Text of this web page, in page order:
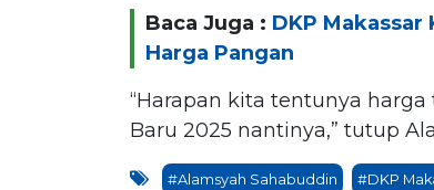
Baca Juga : DKP Makassar
Harga Pangan
“Harapan kita tentunya
Baru 2025 nantinya,” tutup
#Alamsyah Sahabuddin #DKP